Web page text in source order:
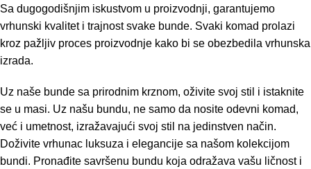
Sa dugogodišnjim iskustvom u proizvodnji, garantujemo
vrhunski kvalitet i trajnost svake bunde. Svaki komad prolazi
kroz pažljiv proces proizvodnje kako bi se obezbedila vrhunska
izrada.
Uz naše bunde sa prirodnim krznom, oživite svoj stil i istaknite
se u masi. Uz našu bundu, ne samo da nosite odevni komad,
već i umetnost, izražavajući svoj stil na jedinstven način.
Doživite vrhunac luksuza i elegancije sa našom kolekcijom
bundi. Pronađite savršenu bundu koja odražava vašu ličnost i